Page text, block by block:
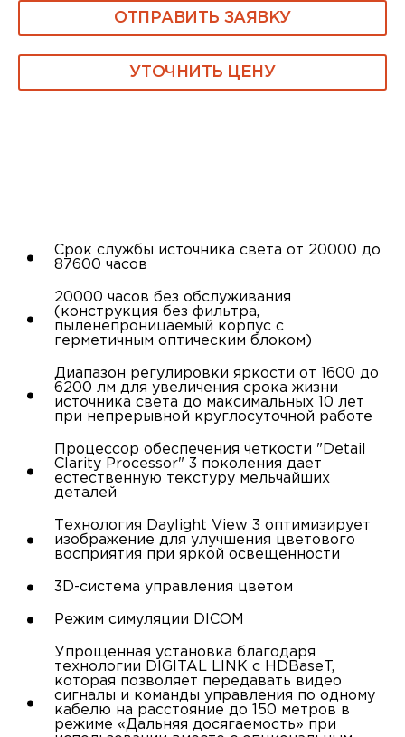
ОТПРАВИТЬ ЗАЯВКУ
УТОЧНИТЬ ЦЕНУ
Срок службы источника света от 20000 до
87600 часов
20000 часов без обслуживания
(конструкция без фильтра,
пыленепроницаемый корпус с
герметичным оптическим блоком)
Диапазон регулировки яркости от 1600 до
6200 лм для увеличения срока жизни
источника света до максимальных 10 лет
при непрерывной круглосуточной работе
Процессор обеспечения четкости "Detail
Clarity Processor" 3 поколения дает
естественную текстуру мельчайших
деталей
Технология Daylight View 3 оптимизирует
изображение для улучшения цветового
восприятия при яркой освещенности
3D-cистема управления цветом
Режим симуляции DICOM
Упрощенная установка благодаря
технологии DIGITAL LINK c HDBaseT,
которая позволяет передавать видео
сигналы и команды управления по одному
кабелю на расстояние до 150 метров в
режиме «Дальняя досягаемость» при